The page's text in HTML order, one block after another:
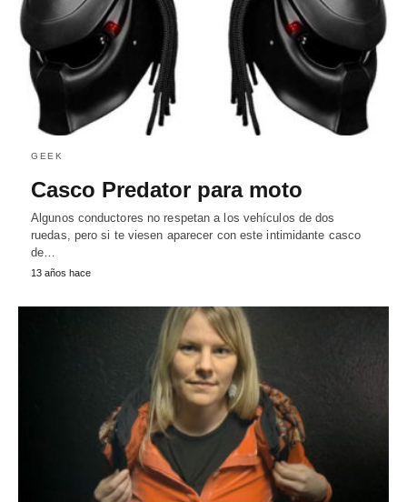
GEEK
Casco Predator para moto
Algunos conductores no respetan a los vehículos de dos
ruedas, pero si te viesen aparecer con este intimidante casco
de…
13 años hace